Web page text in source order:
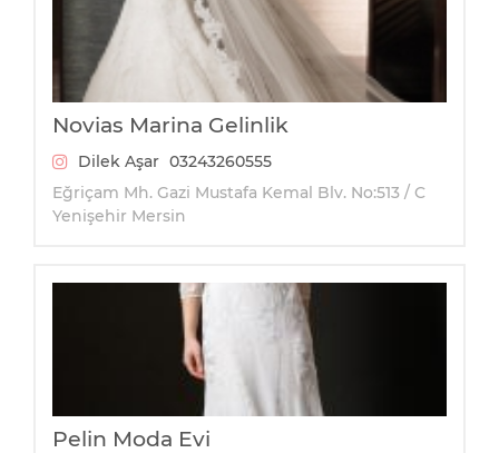
Novias Marina Gelinlik
Dilek Aşar 03243260555
Eğriçam Mh. Gazi Mustafa Kemal Blv. No:513 / C
Yenişehir Mersin
Pelin Moda Evi